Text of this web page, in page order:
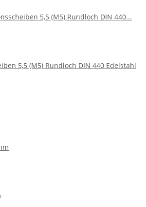
5,5 (M5) Rundloch DIN 440 Edelstahl